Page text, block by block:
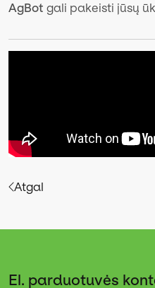
AgBot gali pakeisti jūsų
Atgal
El. parduotuvės